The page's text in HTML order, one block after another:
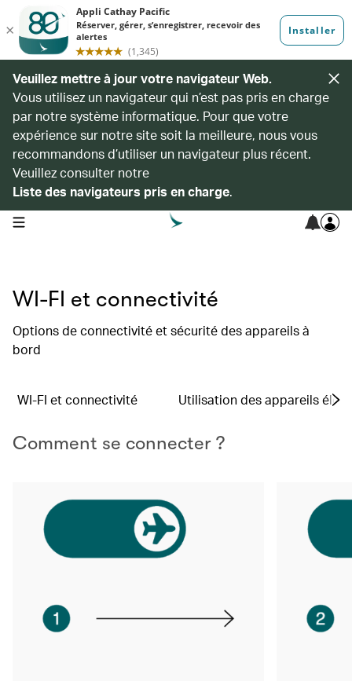
Veuillez mettre à jour votre navigateur Web.
Vous utilisez un navigateur qui n’est pas pris en charge
par notre système informatique. Pour que votre
expérience sur notre site soit la meilleure, nous vous
recommandons d’utiliser un navigateur plus récent.
Veuillez consulter notre
Liste des navigateurs pris en charge.
open navigation menu
WI-FI et connectivité
Options de connectivité et sécurité des appareils à
bord
WI-FI et connectivité Utilisation des appareils
Comment se connecter ?